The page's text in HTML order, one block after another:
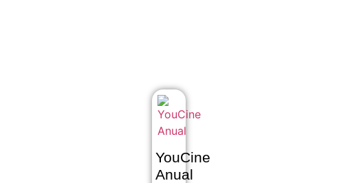
YouCine
Anual